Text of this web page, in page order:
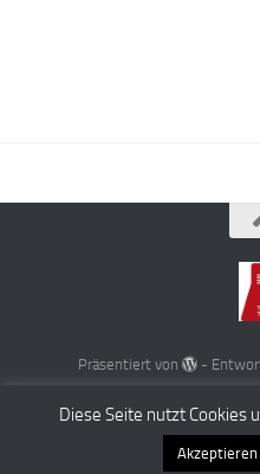
Präsentiert von -
Diese Seite nutzt Cookies
Akzeptieren